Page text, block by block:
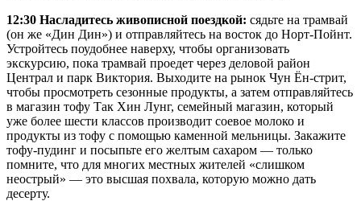
12:30 Насладитесь живописной поездкой: сядьте на трамвай
(он же «Дин Дин») и отправляйтесь на восток до Норт-Пойнт.
Устройтесь поудобнее наверху, чтобы организовать
экскурсию, пока трамвай проедет через деловой район
Централ и парк Виктория. Выходите на рынок Чун Ён-стрит,
чтобы просмотреть сезонные продукты, а затем отправляйтесь
в магазин тофу Так Хин Лунг, семейный магазин, который
уже более шести классов производит соевое молоко и
продукты из тофу с помощью каменной мельницы. Закажите
тофу-пудинг и посыпьте его желтым сахаром — только
помните, что для многих местных жителей «слишком
неострый» — это высшая похвала, которую можно дать
десерту.